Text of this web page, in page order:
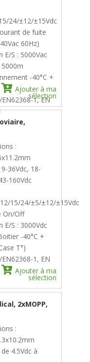
24/±12/±15Vdc
de fuite
60Hz)
E/S : 5000Vac
-40°C +
EN62368-1, EN
Ajouter à ma
sélection
:
36Vdc, 18-
160Vdc
15/24/±5/±12/±15Vdc
On/Off
E/S : 3000Vdc
-40°C +
T°)
1, EN
Ajouter à ma
sélection
2xMOPP,
:
4.5Vdc à